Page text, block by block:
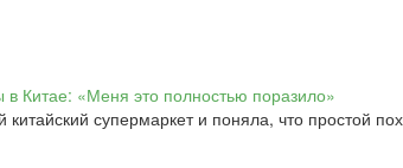
супермаркет и поняла, что простой